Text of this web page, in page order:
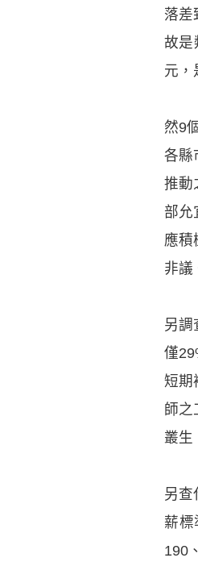
落差
故是
元，
然9
各縣
推動
部允
應積
非議
另調
僅
短期
師之
叢生
另查
薪
190